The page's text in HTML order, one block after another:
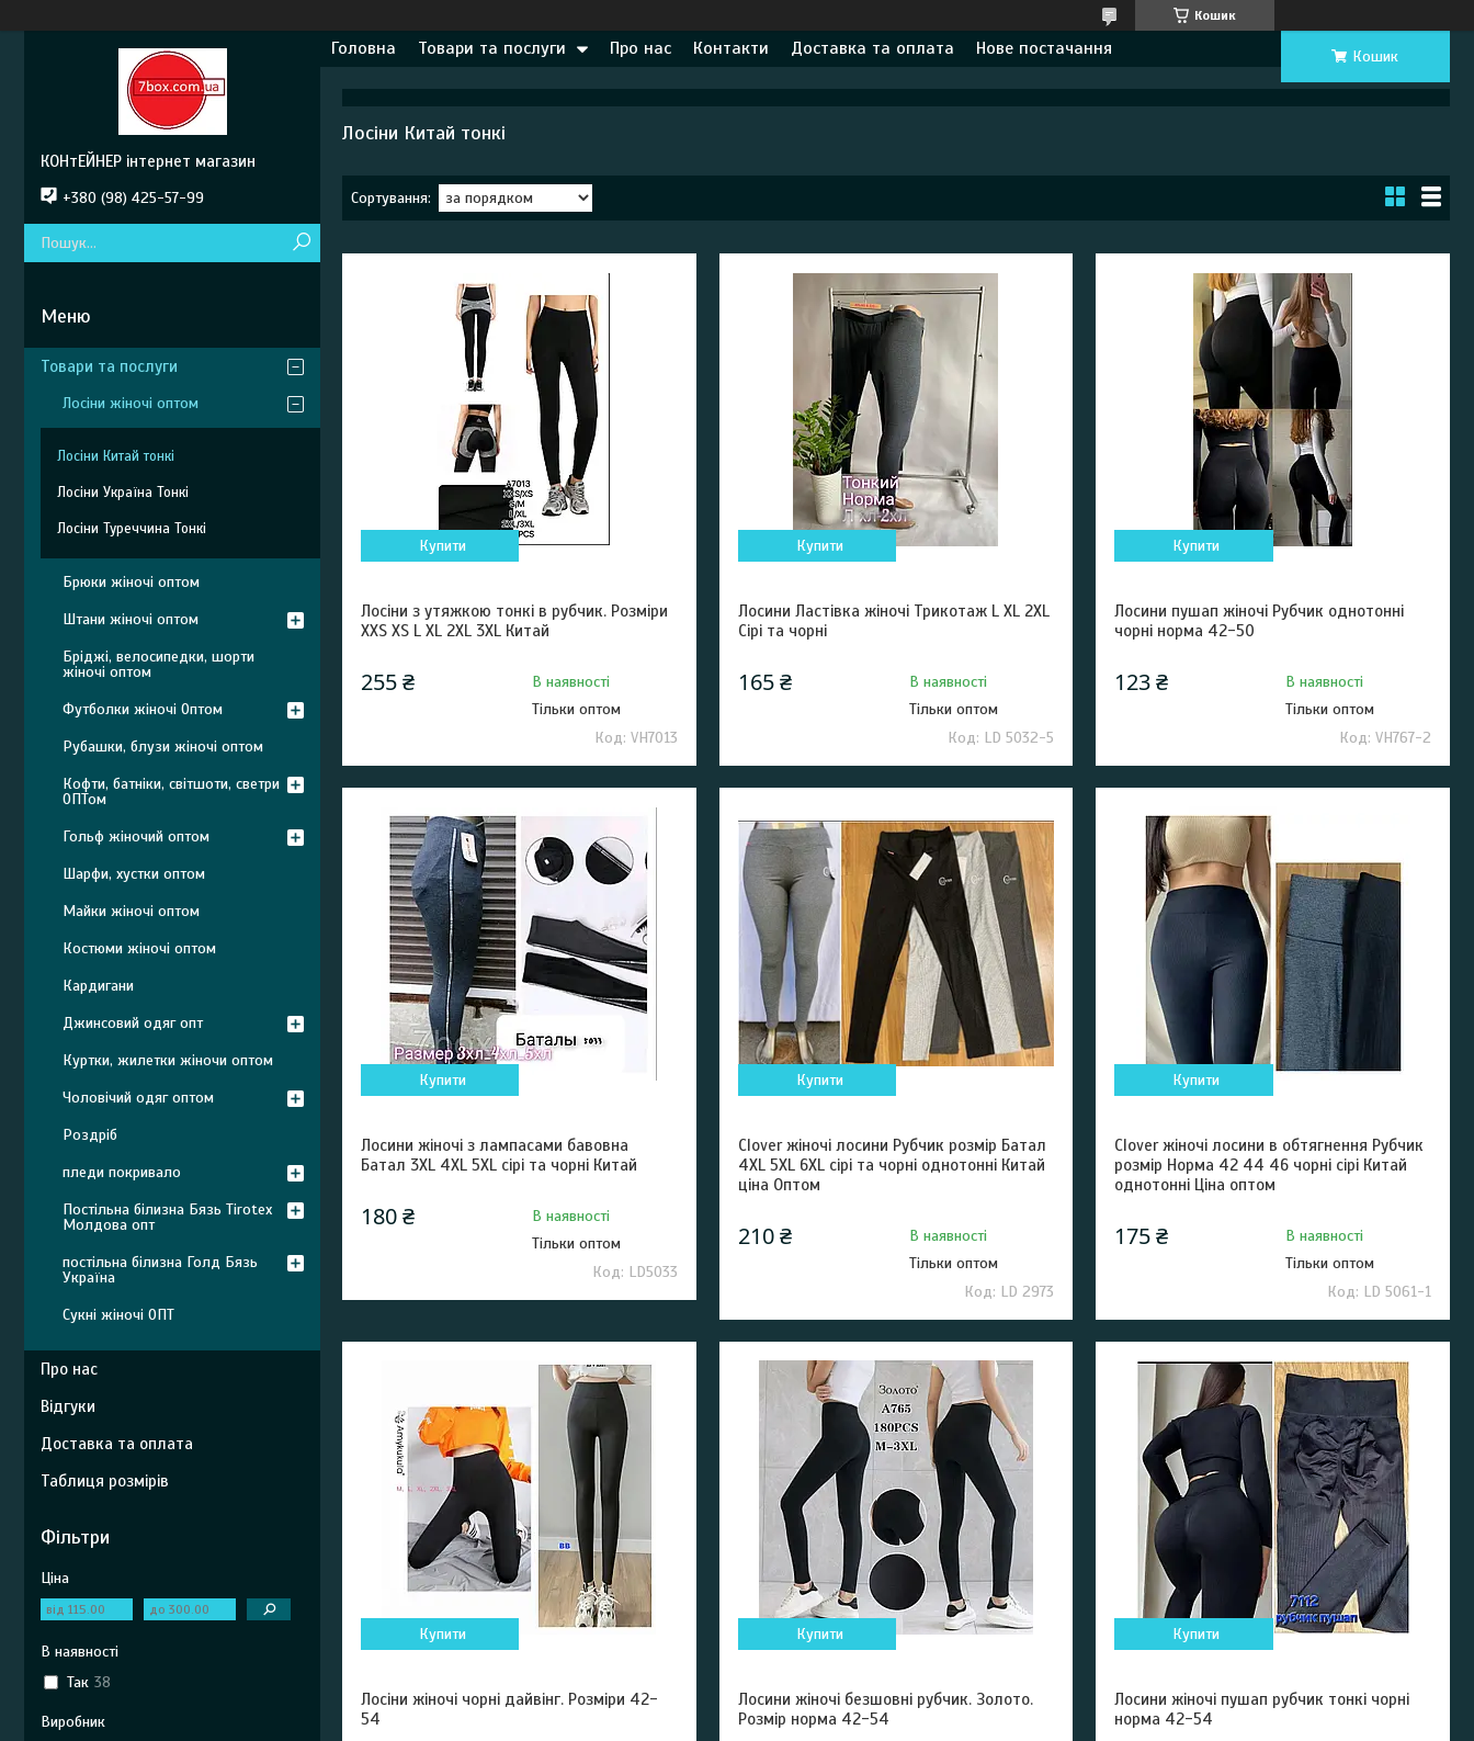
Кошик
Головна Товари та послуги Про нас Контакти Доставка та оплата Нове постачання Кошик
Лосіни Китай тонкі
Купити
Лосіни з утяжкою тонкі в рубчик. Розміри
XXS XS L XL 2XL 3XL Китай
255 ₴
В наявності
Тільки оптом
VH7013
Купити
Лосини Ластівка жіночі Трикотаж L XL 2XL
Сірі та чорні
165 ₴
В наявності
Тільки оптом
LD 5032-5
Купити
Лосини пушап жіночі Рубчик однотонні
чорні норма 42-50
123 ₴
В наявності
Тільки оптом
VH767-2
Купити
Лосини жіночі з лампасами бавовна
Батал 3XL 4XL 5XL сірі та чорні Китай
180 ₴
В наявності
Тільки оптом
LD5033
Купити
Clover жіночі лосини Рубчик розмір Батал
4XL 5XL 6XL сірі та чорні однотонні Китай
ціна Оптом
210 ₴
В наявності
Тільки оптом
LD 2973
Купити
Clover жіночі лосини в обтягнення Рубчик
розмір Норма 42 44 46 чорні сірі Китай
однотонні Ціна оптом
175 ₴
В наявності
Тільки оптом
LD 5061-1
Купити
Лосіни жіночі чорні дайвінг. Розміри 42-
54
Купити
Лосини жіночі безшовні рубчик. Золото.
Розмір норма 42-54
Купити
Лосини жіночі пушап рубчик тонкі чорні
норма 42-54
КОНтЕЙНЕР інтернет магазин
+380 (98) 425-57-99
Товари та послуги
Лосіни жіночі оптом
Лосіни Китай тонкі
Лосіни Україна Тонкі
Лосіни Туреччина Тонкі
Брюки жіночі оптом
Штани жіночі оптом
Бріджі, велосипедки, шорти
жіночі оптом
Футболки жіночі Оптом
Рубашки, блузи жіночі оптом
Кофти, батніки, світшоти, светри
ОПТом
Гольф жіночий оптом
Шарфи, хустки оптом
Майки жіночі оптом
Костюми жіночі оптом
Кардигани
Джинсовий одяг опт
Куртки, жилетки жіночи оптом
Чоловічий одяг оптом
Роздріб
пледи покривало
Постільна білизна Бязь Tirotex
Молдова опт
постільна білизна Голд Бязь
Україна
Сукні жіночі ОПТ
Про нас
Відгуки
Доставка та оплата
Таблиця розмірів
Фільтри
Ціна
В наявності
Так 38
Виробник